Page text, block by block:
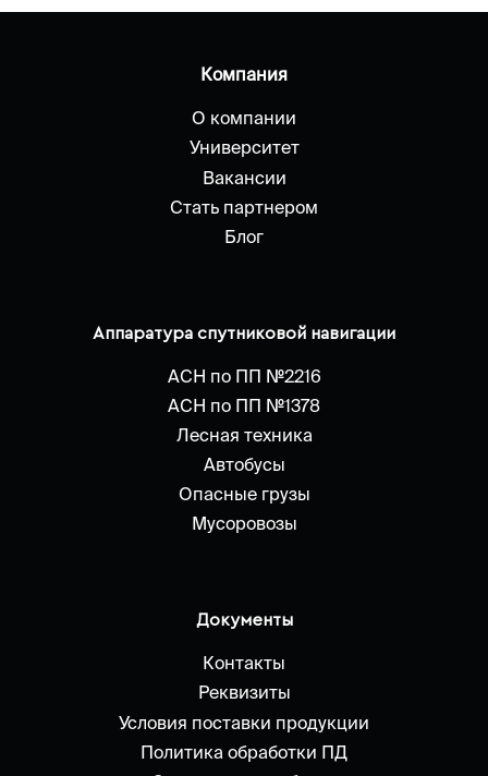
Компания
О компании
Университет
Вакансии
Стать партнером
Блог
Аппаратура спутниковой навигации
АСН по ПП №2216
АСН по ПП №1378
Лесная техника
Автобусы
Опасные грузы
Мусоровозы
Документы
Контакты
Реквизиты
Условия поставки продукции
Политика обработки ПД